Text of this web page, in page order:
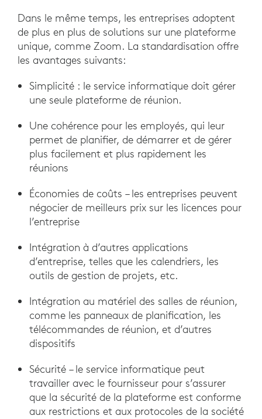
Dans le même temps, les entreprises adoptent
de plus en plus de solutions sur une plateforme
unique, comme Zoom. La standardisation offre
les avantages suivants:
Simplicité : le service informatique doit gérer
une seule plateforme de réunion.
Une cohérence pour les employés, qui leur
permet de planifier, de démarrer et de gérer
plus facilement et plus rapidement les
réunions
Économies de coûts – les entreprises peuvent
négocier de meilleurs prix sur les licences pour
l’entreprise
Intégration à d’autres applications
d’entreprise, telles que les calendriers, les
outils de gestion de projets, etc.
Intégration au matériel des salles de réunion,
comme les panneaux de planification, les
télécommandes de réunion, et d’autres
dispositifs
Sécurité – le service informatique peut
travailler avec le fournisseur pour s’assurer
que la sécurité de la plateforme est conforme
aux restrictions et aux protocoles de la société